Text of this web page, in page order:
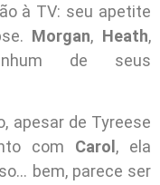
à TV: seu apetite
Morgan, Heath,
de seus
apesar de Tyreese
com Carol , ela
bem, parece ser